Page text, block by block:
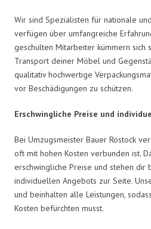
Wir sind Spezialisten für nationale
verfügen über umfangreiche
geschulten Mitarbeiter kümmern sich
Transport deiner Möbel und
qualitativ hochwertige
vor Beschädigungen zu schützen.
Erschwingliche Preise und
Bei Umzugsmeister Bauer Rostock
oft mit hohen Kosten verbunden ist.
erschwingliche Preise und stehen dir
individuellen Angebots zur Seite.
und beinhalten alle Leistungen,
Kosten befürchten musst.